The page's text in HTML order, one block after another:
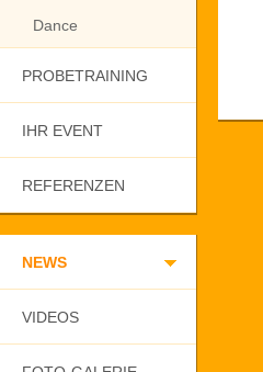
Dance
PROBETRAINING
IHR EVENT
REFERENZEN
NEWS
VIDEOS